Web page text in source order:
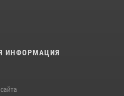
ИНФОРМАЦИЯ